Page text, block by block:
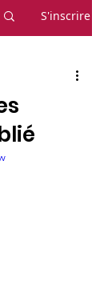
S'inscrire